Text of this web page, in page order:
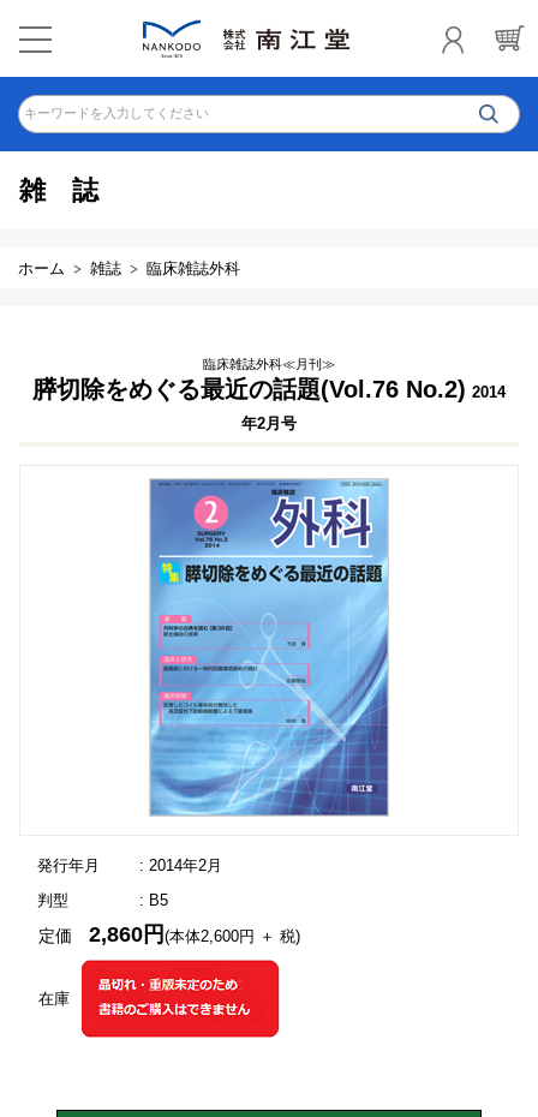
キーワードを入力してください
雑誌
ホーム 雑誌 臨床雑誌外科
臨床雑誌外科≪月刊≫
膵切除をめぐる最近の話題(Vol.76 No.2) 2014
年2月号
発行年月
: 2014年2月
判型
: B5
在庫
定価2,860円(本体2,600円 ＋ 税)